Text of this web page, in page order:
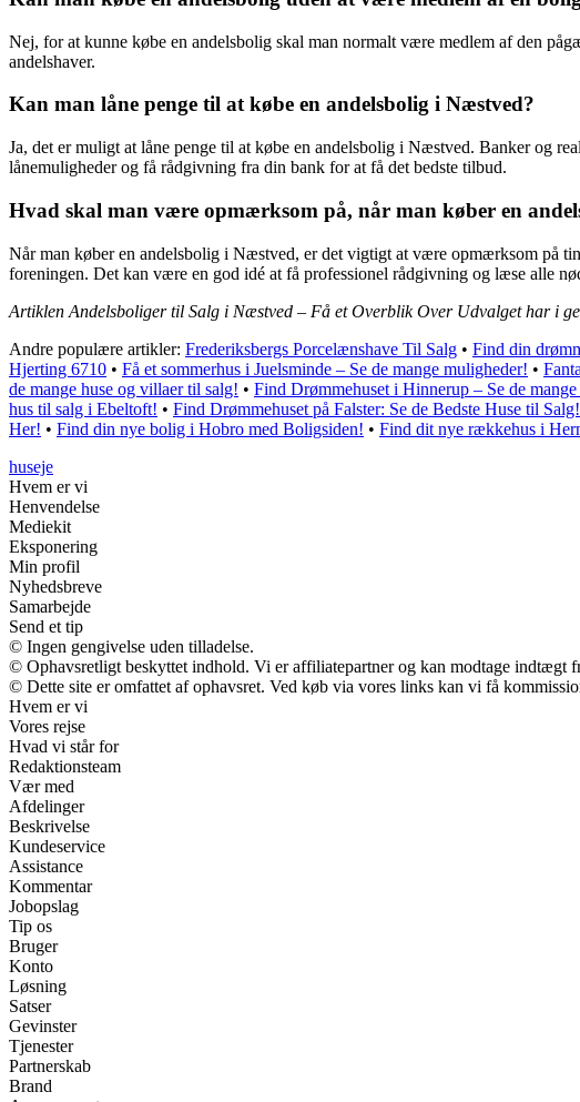
Nej, for at kunne købe en andelsbolig skal man normalt være medlem af den
andelshaver.
Kan man låne penge til at købe en andelsbolig i Næstved?
Ja, det er muligt at låne penge til at købe en andelsbolig i Næstved. Banker og
lånemuligheder og få rådgivning fra din bank for at få det bedste tilbud.
Hvad skal man være opmærksom på, når man køber en
Når man køber en andelsbolig i Næstved, er det vigtigt at være opmærksom på
foreningen. Det kan være en god idé at få professionel rådgivning og læse alle
Artiklen Andelsboliger til Salg i Næstved – Få et Overblik Over Udvalget har i
Andre populære artikler: Frederiksbergs Porcelænshave Til Salg • Find din
Hjerting 6710 • Få et sommerhus i Juelsminde – Se de mange muligheder! •
de mange huse og villaer til salg! • Find Drømmehuset i Hinnerup – Se de
hus til salg i Ebeltoft! • Find Drømmehuset på Falster: Se de Bedste Huse til Salg!
Her! • Find din nye bolig i Hobro med Boligsiden! • Find dit nye rækkehus i
huseje
Hvem er vi
Henvendelse
Mediekit
Eksponering
Min profil
Nyhedsbreve
Samarbejde
Send et tip
© Ingen gengivelse uden tilladelse.
© Ophavsretligt beskyttet indhold. Vi er affiliatepartner og kan modtage indtægt
© Dette site er omfattet af ophavsret. Ved køb via vores links kan vi få
Hvem er vi
Vores rejse
Hvad vi står for
Redaktionsteam
Vær med
Afdelinger
Beskrivelse
Kundeservice
Assistance
Kommentar
Jobopslag
Tip os
Bruger
Konto
Løsning
Satser
Gevinster
Tjenester
Partnerskab
Brand